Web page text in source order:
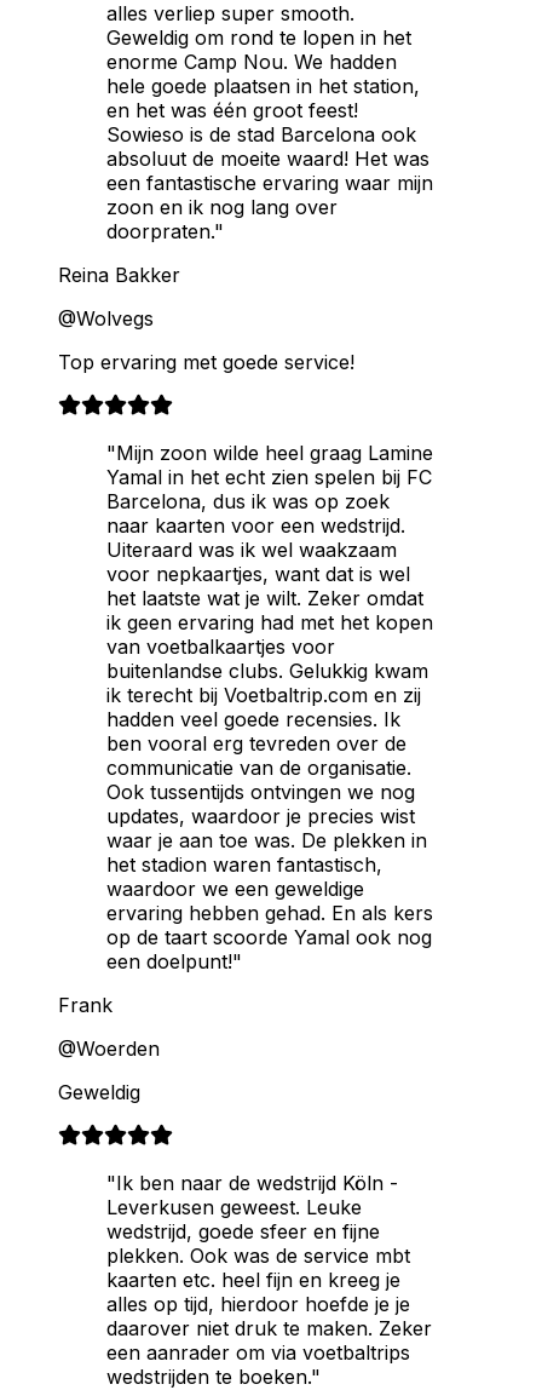
alles verliep super smooth.
Geweldig om rond te lopen in het
enorme Camp Nou. We hadden
hele goede plaatsen in het station,
en het was één groot feest!
Sowieso is de stad Barcelona ook
absoluut de moeite waard! Het was
een fantastische ervaring waar mijn
zoon en ik nog lang over
doorpraten."
Reina Bakker
@Wolvegs
Top ervaring met goede service!
"Mijn zoon wilde heel graag Lamine
Yamal in het echt zien spelen bij FC
Barcelona, dus ik was op zoek
naar kaarten voor een wedstrijd.
Uiteraard was ik wel waakzaam
voor nepkaartjes, want dat is wel
het laatste wat je wilt. Zeker omdat
ik geen ervaring had met het kopen
van voetbalkaartjes voor
buitenlandse clubs. Gelukkig kwam
ik terecht bij Voetbaltrip.com en zij
hadden veel goede recensies. Ik
ben vooral erg tevreden over de
communicatie van de organisatie.
Ook tussentijds ontvingen we nog
updates, waardoor je precies wist
waar je aan toe was. De plekken in
het stadion waren fantastisch,
waardoor we een geweldige
ervaring hebben gehad. En als kers
op de taart scoorde Yamal ook nog
een doelpunt!"
Frank
@Woerden
Geweldig
"Ik ben naar de wedstrijd Köln -
Leverkusen geweest. Leuke
wedstrijd, goede sfeer en fijne
plekken. Ook was de service mbt
kaarten etc. heel fijn en kreeg je
alles op tijd, hierdoor hoefde je je
daarover niet druk te maken. Zeker
een aanrader om via voetbaltrips
wedstrijden te boeken."